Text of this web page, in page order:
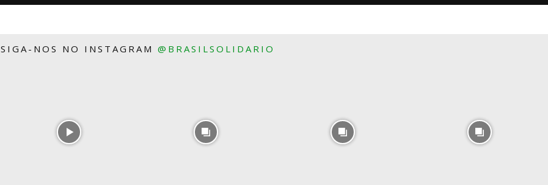
SIGA-NOS NO INSTAGRAM @BRASILSOLIDARIO